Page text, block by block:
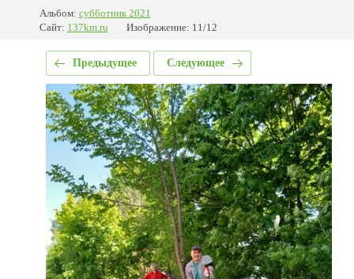
Альбом: субботник 2021
Сайт: 137km.ru Изображение: 11/12
Предыдущее Следующее